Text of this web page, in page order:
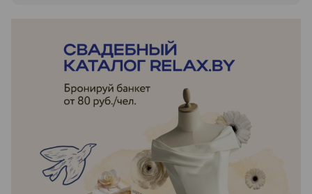
ЭФФЕКТИВНАЯ РЕКЛАМА НА САЙТЕ